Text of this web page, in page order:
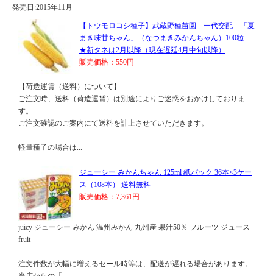
発売日:2015年11月
【トウモロコシ種子】武蔵野種苗園 一代交配 「夏
まき味甘ちゃん」（なつまきみかんちゃん）100粒
★新タネは2月以降（現在遅延4月中旬以降）
販売価格：550円
【荷造運賃（送料）について】
ご注文時、送料（荷造運賃）は別途によりご迷惑をおかけしておりま
す。
ご注文確認のご案内にて送料を計上させていただきます。
軽量種子の場合は...
ジューシー みかんちゃん 125ml 紙パック 36本×3ケー
ス（108本） 送料無料
販売価格：7,361円
juicy ジューシー みかん 温州みかん 九州産 果汁50％ フルーツ ジュース
fruit
注文件数が大幅に増えるセール時等は、配送が遅れる場合があります。